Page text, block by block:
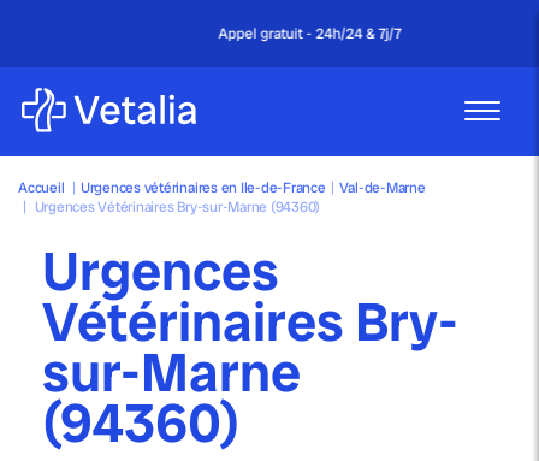
Appel gratuit - 24h/24 & 7j/7
Accueil | Urgences vétérinaires en Ile-de-France | Val-de-Marne
| Urgences Vétérinaires Bry-sur-Marne (94360)
Urgences
Vétérinaires Bry-
sur-Marne
(94360)